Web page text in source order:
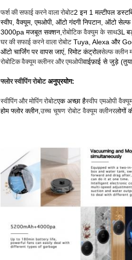
फर्श की सफाई करने वाला रोबोट2 इन 1 मल्टीपल
स्वीप, वैक्यूम, एमओपी, ऑटो गंदगी निपटान, ऑटो सेल्फ
3000pa मजबूत सक्शन, रोबोटिक वैक्युम के साथ3L
घर की सफाई करने वाला रोबोट Tuya, Alexa और
ऑटो चार्जिंग पर वापस जाएं, रिमोट कंट्रोलसेल्फ क्लीन
रोबोटिक वैक्यूम क्लीनर और एमओपीवाईफ़ाई से जुड़े (तुया
फ्लोर स्वीपिंग रोबोट अनुप्रयोग:
स्वीपिंग और मोपिंग रोबोटएक अच्छा हैस्वीप एमओपी
होम फ्लोर क्लीन, उच्च चूषण रोबोट वैक्यूम क्लीनरलोगों